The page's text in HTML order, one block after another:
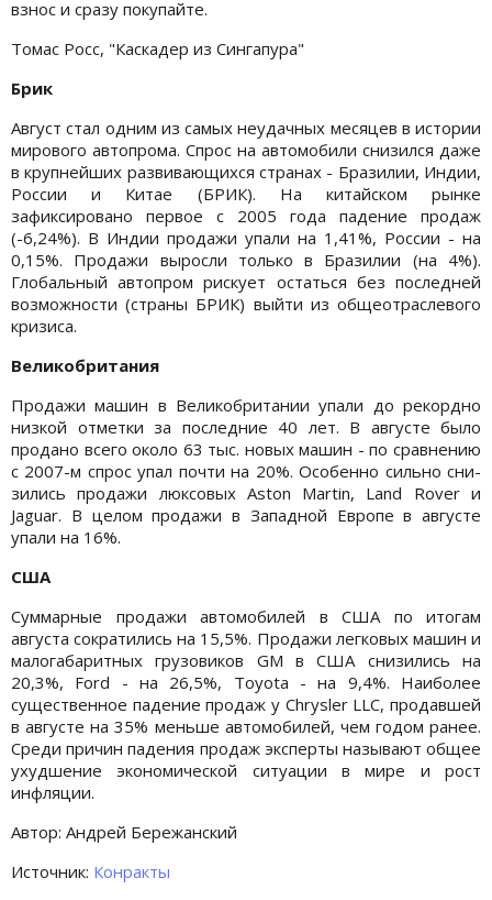
взнос и сразу покупайте.
Томас Росс, "Каскадер из Сингапура"
Брик
Август стал одним из самых неудачных месяцев в истории
мирового автопрома. Спрос на автомобили снизился даже
в крупнейших развивающихся странах - Бразилии, Индии,
России и Китае (БРИК). На китайском рынке
зафиксировано первое с 2005 года падение продаж
(-6,24%). В Индии продажи упали на 1,41%, России - на
0,15%. Продажи выросли только в Бразилии (на 4%).
Глобальный автопром рискует остаться без последней
возможности (страны БРИК) выйти из общеотраслевого
кризиса.
Великобритания
Продажи машин в Великобритании упали до рекордно
низкой отметки за последние 40 лет. В августе было
продано всего около 63 тыс. новых машин - по сравнению
с 2007-м спрос упал почти на 20%. Особенно сильно сни-
зились продажи люксовых Aston Martin, Land Rover и
Jaguar. В целом продажи в Западной Европе в августе
упали на 16%.
США
Суммарные продажи автомобилей в США по итогам
августа сократились на 15,5%. Продажи легковых машин и
малогабаритных грузовиков GM в США снизились на
20,3%, Ford - на 26,5%, Toyota - на 9,4%. Наиболее
существенное падение продаж у Chrysler LLC, продавшей
в августе на 35% меньше автомобилей, чем годом ранее.
Среди причин падения продаж эксперты называют общее
ухудшение экономической ситуации в мире и рост
инфляции.
Автор: Андрей Бережанский
Источник: Конракты